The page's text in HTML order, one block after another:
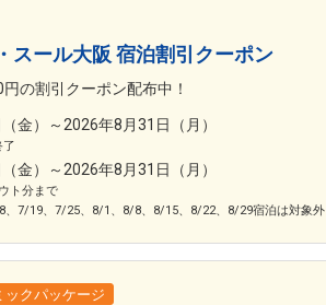
スール大阪 宿泊割引クーポン
の割引クーポン配布中！
金）～2026年8月31日（月）
了
金）～2026年8月31日（月）
ト分まで
、7/19、7/25、8/1、8/8、8/15、8/22、8/29宿泊は対象外
ックパッケージ